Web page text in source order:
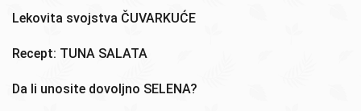
Lekovita svojstva ČUVARKUĆE
Recept: TUNA SALATA
Da li unosite dovoljno SELENA?